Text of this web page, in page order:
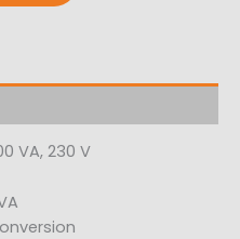
VA, 230 V